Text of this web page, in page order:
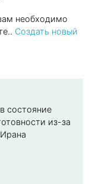
необходимо
Создать новый
состояние
из-за